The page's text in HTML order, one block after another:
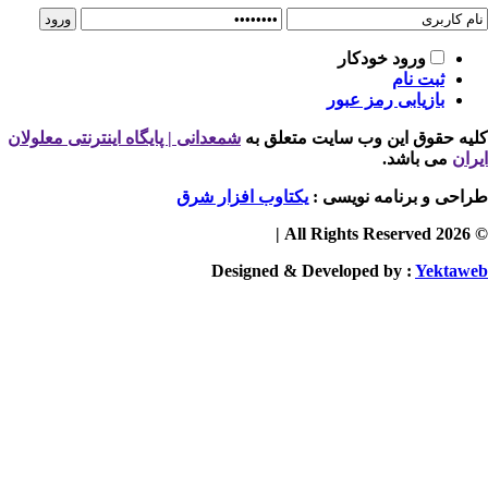
ورود خودکار
ثبت نام
بازیابی رمز عبور
حقوق این وب سایت متعلق بهشمعدانی | پایگاه اینترنتی معلولان
می باشد.
و برنامه نویسی : یکتاوب افزار شرق
©
Designed & Developed by :